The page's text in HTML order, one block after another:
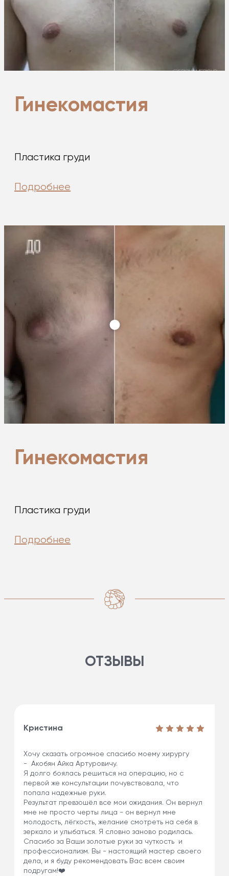
Гинекомастия
Пластика груди
Подробнее
Гинекомастия
Пластика груди
Подробнее
ОТЗЫВЫ
Кристина
Хочу сказать огромное спасибо моему хирургу
- Акобян Айка Артуровичу.
Я долго боялась решиться на операцию, но с
первой же консультации почувствовала, что
попала надежные руки.
Результат превзошёл все мои ожидания. Он вернул
мне не просто черты лица - он вернул мне
молодость, лёгкость, желание смотреть на себя в
зеркало и улыбаться. Я словно заново родилась.
Спасибо за Ваши золотые руки за чуткость и
профессионализм. Вы - настоящий мастер своего
дела, и я буду рекомендовать Вас всем своим
подругам!❤️